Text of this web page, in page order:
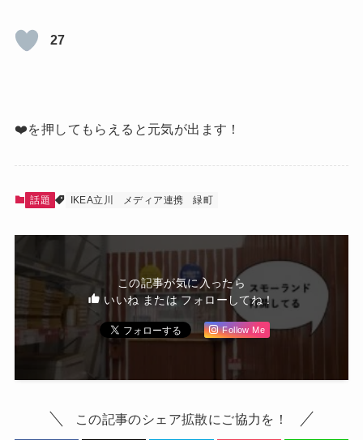
27
❤️を押してもらえると元気が出ます！
話題 IKEA立川 メディア連携 緑町
この記事が気に入ったら
いいね または フォローしてね！
Follow Me
この記事のシェア拡散にご協力を！